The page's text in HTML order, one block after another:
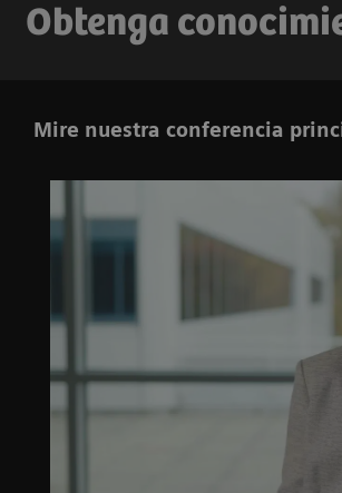
Obtenga
Mire nuestra conferencia